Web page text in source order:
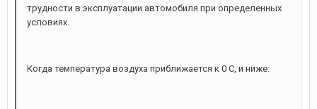
трудности в эксплуатации автомобиля при определенных
условиях.
Когда температура воздуха приближается к 0 С, и ниже: